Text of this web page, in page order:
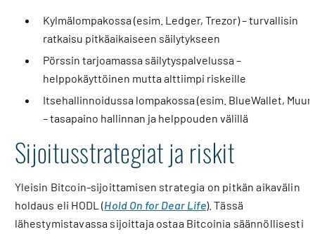
Kylmälompakossa (esim. Ledger, Trezor) – turvallisin
ratkaisu pitkäaikaiseen säilytykseen
Pörssin tarjoamassa säilytyspalvelussa –
helppokäyttöinen mutta alttiimpi riskeille
Itsehallinnoidussa lompakossa (esim. BlueWallet,
– tasapaino hallinnan ja helppouden välillä
Sijoitusstrategiat ja riskit
Yleisin Bitcoin-sijoittamisen strategia on pitkän aikavälin
holdaus eli HODL (Hold On for Dear Life). Tässä
lähestymistavassa sijoittaja ostaa Bitcoinia säännöllisesti